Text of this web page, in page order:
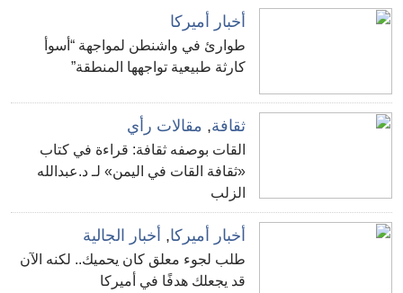
أخبار أميركا
طوارئ في واشنطن لمواجهة “أسوأ
كارثة طبيعية تواجهها المنطقة”
ثقافة, مقالات رأي
القات بوصفه ثقافة: قراءة في كتاب
«ثقافة القات في اليمن» لـ د.عبدالله
الزلب
أخبار أميركا, أخبار الجالية
طلب لجوء معلق كان يحميك.. لكنه الآن
قد يجعلك هدفًا في أميركا